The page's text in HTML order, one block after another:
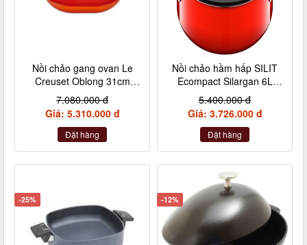
Nồi chảo gang ovan Le
Creuset Oblong 31cm
màu cam
7.080.000 đ
Giá: 5.310.000 đ
Đặt hàng
Nồi chảo hầm hấp SILIT
Ecompact Silargan 6L
28cm made in Germany
5.400.000 đ
Giá: 3.726.000 đ
Đặt hàng
-25% -12%